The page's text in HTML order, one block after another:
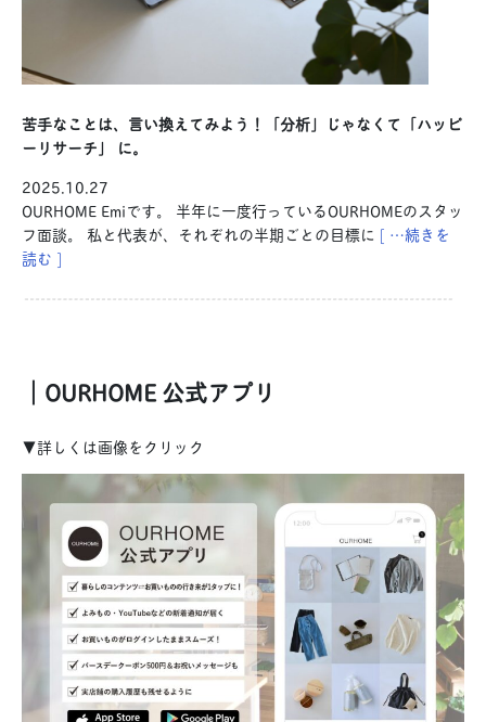
苦手なことは、言い換えてみよう！「分析」じゃなくて「ハッピ
ーリサーチ」 に。
2025.10.27
OURHOME Emiです。 半年に一度行っているOURHOMEのスタッ
フ面談。 私と代表が、それぞれの半期ごとの目標に [ …続きを
読む ]
｜OURHOME 公式アプリ
▼詳しくは画像をクリック